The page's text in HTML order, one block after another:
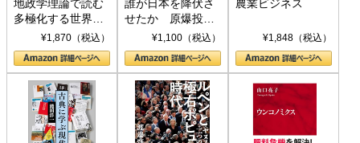
地政学理論で読む
多極化する世界：
トランプとBRICS
の挑戦
¥1,870（税込）
誰が日本を降伏さ
せたか 原爆投
下、ソ連参戦、そ
して聖断 (PHP新
書)
¥1,100（税込）
農業ビジネス
¥1,848（税込）